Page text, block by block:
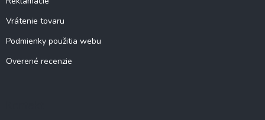
Vrátenie tovaru
Podmienky použitia webu
Overené recenzie